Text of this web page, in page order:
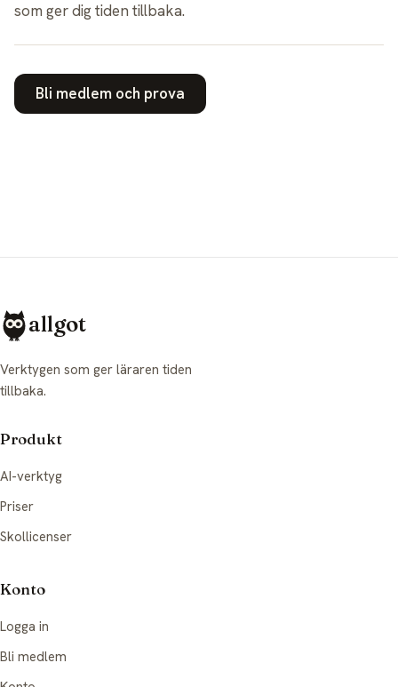
som ger dig tiden tillbaka.
Bli medlem och prova
allgot
Verktygen som ger läraren tiden
tillbaka.
Produkt
AI-verktyg
Priser
Skollicenser
Konto
Logga in
Bli medlem